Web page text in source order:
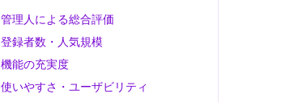
管理人による総合評価
登録者数・人気規模
機能の充実度
使いやすさ・ユーザビリティ